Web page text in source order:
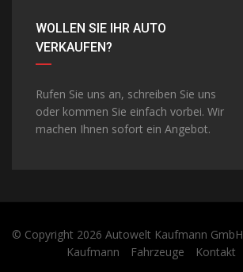
WOLLEN SIE IHR AUTO
VERKAUFEN?
Rufen Sie uns an, schreiben Sie uns
oder kommen Sie einfach vorbei. Wir
machen Ihnen sofort ein Angebot.
© Copyright 2026 Autowelt Kaufmann GmbH
Kaufmann
Fahrzeuge Kontakt